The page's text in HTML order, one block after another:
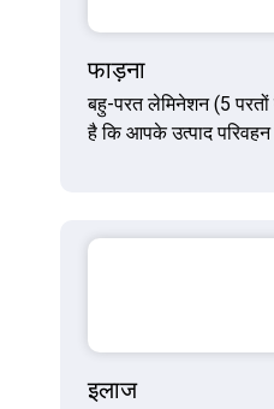
फाड़ना
बहु-परत लेमिनेशन (5
है कि आपके उत्पाद परिवहन
इलाज